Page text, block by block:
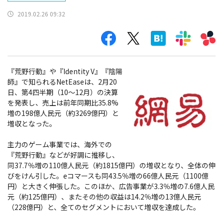
2019.02.26 09:32
『荒野行動』や『Identity V』『陰陽
師』で知られるNetEaseは、2月20
日、第4四半期（10～12月）の決算
を発表し、売上は前年同期比35.8%
増の198億人民元（約3269億円）と
増収となった。
主力のゲーム事業では、海外での
『荒野行動』などが好調に推移し、
同37.7％増の110億人民元（約1815億円）の増収となり、全体の伸
びをけん引した。eコマースも同43.5％増の66億人民元（1100億
円）と大きく伸張した。このほか、広告事業が3.3％増の7.6億人民
元（約125億円）、またその他の収益は14.2％増の13億人民元
（228億円）と、全てのセグメントにおいて増収を達成した。